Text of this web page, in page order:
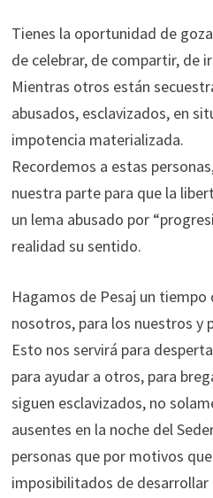
Tienes la oportunidad de
de celebrar, de compartir, de
Mientras otros están
abusados, esclavizados, en
impotencia materializada.
Recordemos a estas
nuestra parte para que la
un lema abusado por
realidad su sentido.
Hagamos de Pesaj un tiempo
nosotros, para los nuestros y
Esto nos servirá para
para ayudar a otros, para
siguen esclavizados, no
ausentes en la noche del
personas que por motivos
imposibilitados de desarrollar